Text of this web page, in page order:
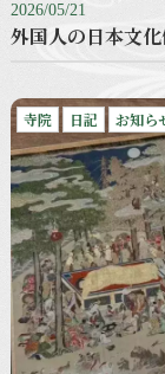
2026/05/21
外国人の日本文
寺院 日記 お知ら